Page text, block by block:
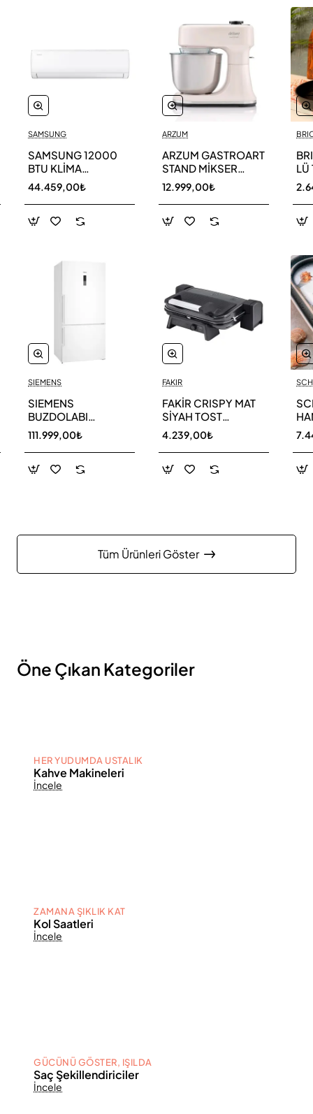
SAMSUNG
SAMSUNG 12000
BTU KLİMA
AR40F12C0AM SK
44.459,00₺
SIEMENS
SIEMENS
BUZDOLABI
KG86NCWE0N
111.999,00₺
ARZUM
ARZUM GASTROART
STAND MİKSER
AR1190-33
12.999,00₺
FAKIR
FAKİR CRISPY MAT
SİYAH TOST
MAKİNESİ
4.239,00₺
LÜ
Tüm Ürünleri Göster
Öne Çıkan Kategoriler
HER YUDUMDA USTALIK
Kahve Makineleri
İncele
ZAMANA ŞIKLIK KAT
Kol Saatleri
İncele
GÜCÜNÜ GÖSTER, IŞILDA
Saç Şekillendiriciler
İncele